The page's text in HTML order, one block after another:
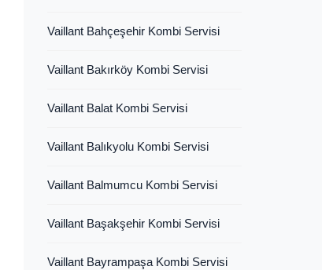
Vaillant Bahçeşehir Kombi Servisi
Vaillant Bakırköy Kombi Servisi
Vaillant Balat Kombi Servisi
Vaillant Balıkyolu Kombi Servisi
Vaillant Balmumcu Kombi Servisi
Vaillant Başakşehir Kombi Servisi
Vaillant Bayrampaşa Kombi Servisi